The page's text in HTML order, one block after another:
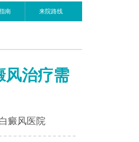
南 来院路线
风治疗需
癜风医院